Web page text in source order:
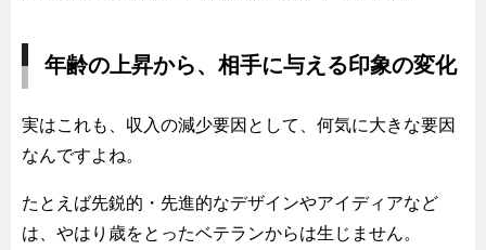
年齢の上昇から、相手に与える印象の変化
実はこれも、収入の減少要因として、何気に大きな要因
なんですよね。
たとえば先鋭的・先進的なデザインやアイディアなど
は、やはり歳をとったベテランからは生じません。